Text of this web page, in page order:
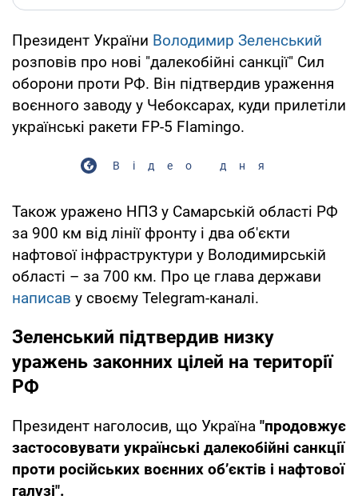
Президент України Володимир Зеленський
розповів про нові "далекобійні санкції" Сил
оборони проти РФ. Він підтвердив ураження
воєнного заводу у Чебоксарах, куди прилетіли
українські ракети FP-5 Flamingo.
Відео дня
Також уражено НПЗ у Самарській області РФ
за 900 км від лінії фронту і два об'єкти
нафтової інфраструктури у Володимирській
області – за 700 км. Про це глава держави
написав у своєму Telegram-каналі.
Зеленський підтвердив низку
уражень законних цілей на території
РФ
Президент наголосив, що Україна "продовжує
застосовувати українські далекобійні санкції
проти російських воєнних об’єктів і нафтової
галузі".